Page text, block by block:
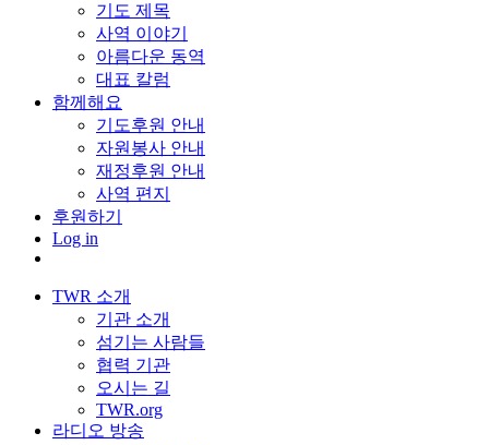
기도 제목
사역 이야기
아름다운 동역
대표 칼럼
함께해요
기도후원 안내
자원봉사 안내
재정후원 안내
사역 편지
후원하기
Log in
TWR 소개
기관 소개
섬기는 사람들
협력 기관
오시는 길
TWR.org
라디오 방송